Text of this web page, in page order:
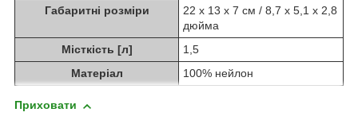
Габаритні розміри
22 х 13 х 7 см / 8,7 х 5,1 х 2,8
дюйма
Місткість [л]
1,5
Матеріал
100% нейлон
Приховати